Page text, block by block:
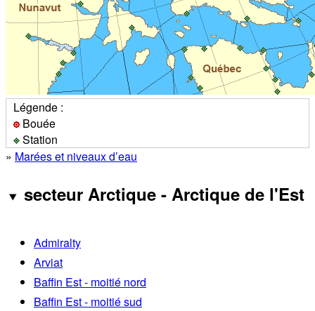
Légende :
Bouée
Station
» Marées et niveaux d’eau
secteur Arctique - Arctique de l'Est
Admiralty
Arviat
Baffin Est - moitié nord
Baffin Est - moitié sud